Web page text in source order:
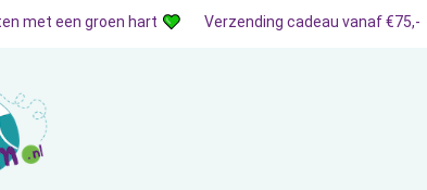
Toebehoren
met een groen hart Verzending cadeau vanaf €75,-